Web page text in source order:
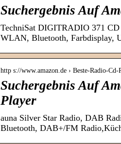
Suchergebnis Auf
TechniSat DIGITRADIO 371
WLAN, Bluetooth, Farbdisplay,
http s://www.amazon.de › Beste-Radio-
Suchergebnis Auf
Player
auna Silver Star Radio, DAB
Bluetooth, DAB+/FM